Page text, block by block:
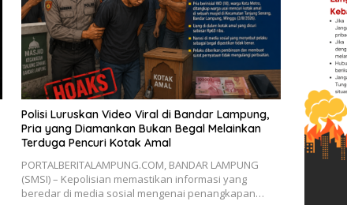
Polisi Luruskan Video Viral di Bandar Lampung,
Pria yang Diamankan Bukan Begal Melainkan
Terduga Pencuri Kotak Amal
PORTALBERITALAMPUNG.COM, BANDAR LAMPUNG
(SMSI) – Kepolisian memastikan informasi yang
beredar di media sosial mengenai penangkapan…